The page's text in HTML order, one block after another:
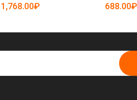
19083449)
1,768.00₽ 688.00₽